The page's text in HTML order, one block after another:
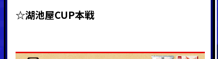
☆湖池屋CUP本戦